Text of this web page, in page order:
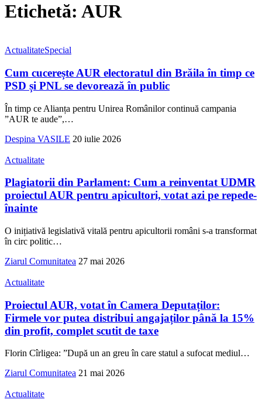
Etichetă: AUR
ActualitateSpecial
Cum cucerește AUR electoratul din Brăila în timp ce
PSD și PNL se devorează în public
În timp ce Alianța pentru Unirea Românilor continuă campania
”AUR te aude”,…
Despina VASILE 20 iulie 2026
Actualitate
Plagiatorii din Parlament: Cum a reinventat UDMR
proiectul AUR pentru apicultori, votat azi pe repede-
înainte
O inițiativă legislativă vitală pentru apicultorii români s-a transformat
în circ politic…
Ziarul Comunitatea 27 mai 2026
Actualitate
Proiectul AUR, votat în Camera Deputaților:
Firmele vor putea distribui angajaților până la 15%
din profit, complet scutit de taxe
Florin Cîrligea: ”După un an greu în care statul a sufocat mediul…
Ziarul Comunitatea 21 mai 2026
Actualitate